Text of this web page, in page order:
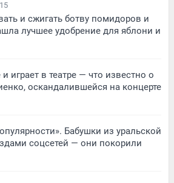
15
и сжигать ботву помидоров и
лучшее удобрение для яблони и
играет в театре — что известно о
оскандалившейся на концерте
Бабушки из уральской
соцсетей — они покорили